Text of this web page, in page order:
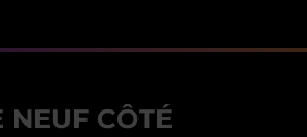
NEUF CÔTÉ